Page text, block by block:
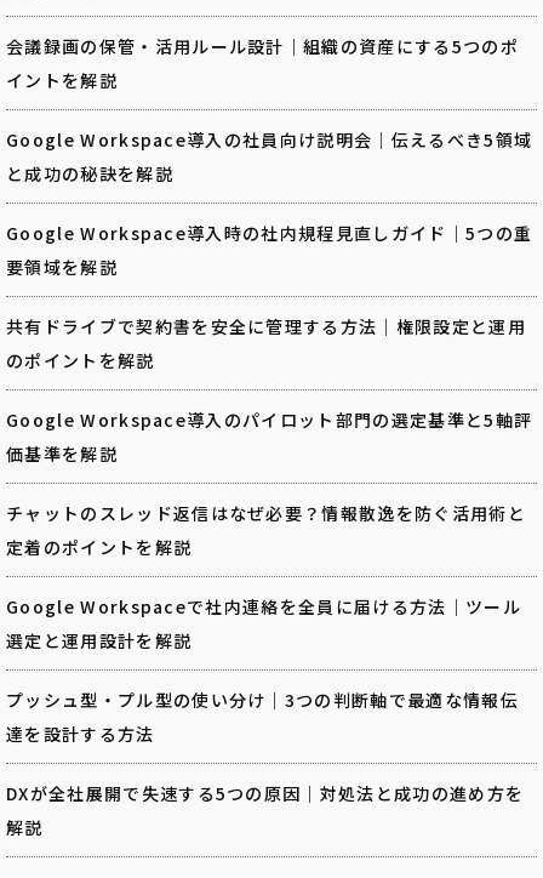
会議録画の保管・活用ルール設計｜組織の資産にする5つのポ
イントを解説
Google Workspace導入の社員向け説明会｜伝えるべき5領域
と成功の秘訣を解説
Google Workspace導入時の社内規程見直しガイド｜5つの重
要領域を解説
共有ドライブで契約書を安全に管理する方法｜権限設定と運用
のポイントを解説
Google Workspace導入のパイロット部門の選定基準と5軸評
価基準を解説
チャットのスレッド返信はなぜ必要？情報散逸を防ぐ活用術と
定着のポイントを解説
Google Workspaceで社内連絡を全員に届ける方法｜ツール
選定と運用設計を解説
プッシュ型・プル型の使い分け｜3つの判断軸で最適な情報伝
達を設計する方法
DXが全社展開で失速する5つの原因｜対処法と成功の進め方を
解説